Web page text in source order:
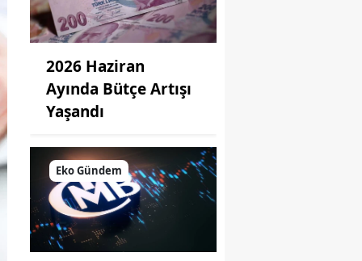
2026 Haziran
Ayında Bütçe Artışı
Yaşandı
Eko Gündem